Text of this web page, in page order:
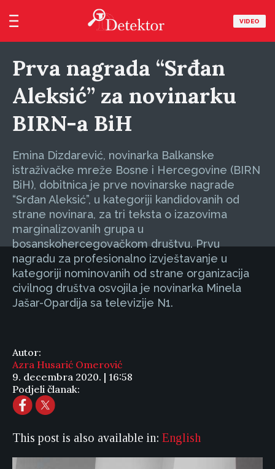
VIDEO
Prva nagrada “Srđan
Aleksić” za novinarku
BIRN-a BiH
Emina Dizdarević, novinarka Balkanske
istraživačke mreže Bosne i Hercegovine (BIRN
BiH), dobitnica je prve novinarske nagrade
“Srđan Aleksić”, u kategoriji kandidovanih od
strane novinara, za tri teksta o izazovima
marginalizovanih grupa u
bosanskohercegovačkom društvu. Prvu
nagradu za profesionalno izvještavanje u
kategoriji nominovanih od strane organizacija
civilnog društva osvojila je novinarka Minela
Jašar-Opardija sa televizije N1.
Autor:
Azra Husarić Omerović
9. decembra 2020. | 16:58
Podjeli članak:
This post is also available in: English